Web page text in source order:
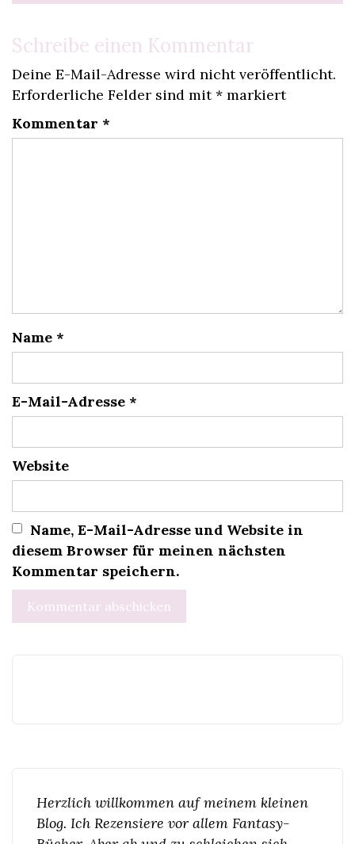
Schreibe einen Kommentar
Deine E-Mail-Adresse wird nicht veröffentlicht.
Erforderliche Felder sind mit* markiert
Kommentar *
Name *
E-Mail-Adresse *
Website
Name, E-Mail-Adresse und Website in
diesem Browser für meinen nächsten
Kommentar speichern.
Herzlich willkommen auf meinem kleinen
Blog. Ich Rezensiere vor allem Fantasy-